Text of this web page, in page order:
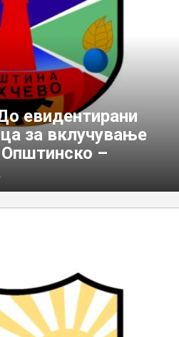
евидентирани
за вклучување
–